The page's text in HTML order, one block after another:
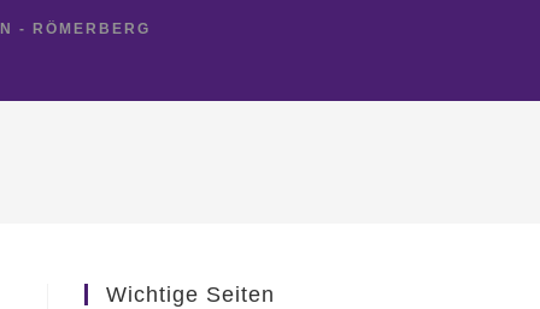
- RÖMERBERG
Wichtige Seiten